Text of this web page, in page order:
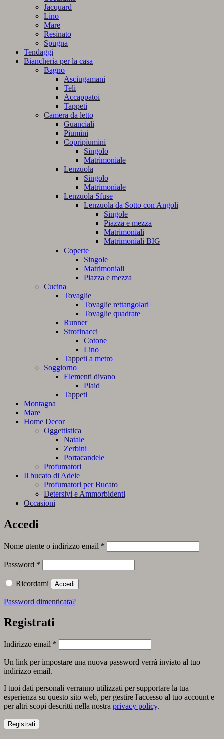
Jacquard
Lino
Mare
Resinato
Spugna
Tendaggi
Biancheria per la casa
Bagno
Asciugamani
Teli
Accappatoi
Tappeti
Camera da letto
Guanciali
Piumini
Copripiumini
Singolo
Matrimoniale
Lenzuola
Singolo
Matrimoniale
Lenzuola Sfuse
Lenzuola da Sotto con Angoli
Singole
Piazza e mezza
Matrimoniali
Matrimoniali BIG
Coperte
Singole
Matrimoniali
Piazza e mezza
Cucina
Tovaglie
Tovaglie rettangolari
Tovaglie quadrate
Runner
Strofinacci
Cotone
Lino
Tappeti a metro
Soggiorno
Elementi divano
Plaid
Tappeti
Montagna
Mare
Home Decor
Oggettistica
Natale
Zerbini
Portacandele
Profumatori
Il bucato di Adele
Profumatori per Bucato
Detersivi e Ammorbidenti
Occasioni
Accedi
Nome utente o indirizzo email *
Password *
Ricordami Accedi
Password dimenticata?
Registrati
Indirizzo email *
Un link per impostare una nuova password verrà inviato al tuo
indirizzo email.
I tuoi dati personali verranno utilizzati per supportare la tua
esperienza su questo sito web, per gestire l'accesso al tuo account e
per altri scopi descritti nella nostra privacy policy.
Registrati